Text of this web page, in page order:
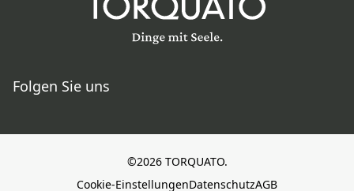
Folgen Sie uns
©2026 TORQUATO.
Cookie-EinstellungenDatenschutzAGB